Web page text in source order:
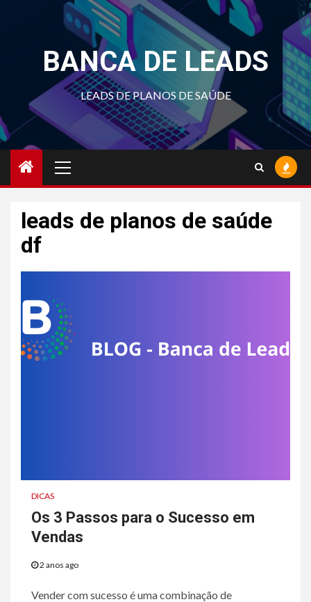
BANCA DE LEADS
LEADS DE PLANOS DE SAÚDE
Menu
leads de planos de saúde
df
DICAS
Os 3 Passos para o Sucesso em
Vendas
2 anos ago
Vender com sucesso é uma combinação de